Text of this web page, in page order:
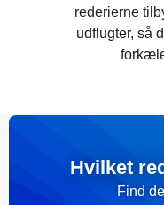
rederierne
udflugter, så
Hvilket
Find